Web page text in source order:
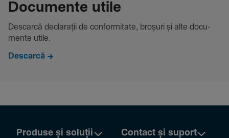
Docu­mente utile
Descarcă decla­rații de conformitate, broșuri și alte docu­
mente utile.
Descarcă
Produse și soluții Contact și suport